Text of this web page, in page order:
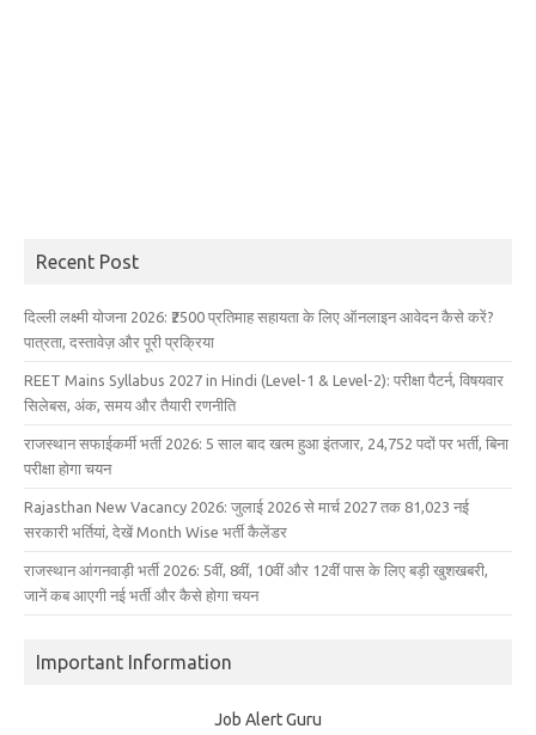
Recent Post
दिल्ली लक्ष्मी योजना 2026: ₹2500 प्रतिमाह सहायता के लिए ऑनलाइन आवेदन कैसे करें?
पात्रता, दस्तावेज़ और पूरी प्रक्रिया
REET Mains Syllabus 2027 in Hindi (Level-1 & Level-2): परीक्षा पैटर्न, विषयवार
सिलेबस, अंक, समय और तैयारी रणनीति
राजस्थान सफाईकर्मी भर्ती 2026: 5 साल बाद खत्म हुआ इंतजार, 24,752 पदों पर भर्ती, बिना
परीक्षा होगा चयन
Rajasthan New Vacancy 2026: जुलाई 2026 से मार्च 2027 तक 81,023 नई
सरकारी भर्तियां, देखें Month Wise भर्ती कैलेंडर
राजस्थान आंगनवाड़ी भर्ती 2026: 5वीं, 8वीं, 10वीं और 12वीं पास के लिए बड़ी खुशखबरी,
जानें कब आएगी नई भर्ती और कैसे होगा चयन
Important Information
Job Alert Guru